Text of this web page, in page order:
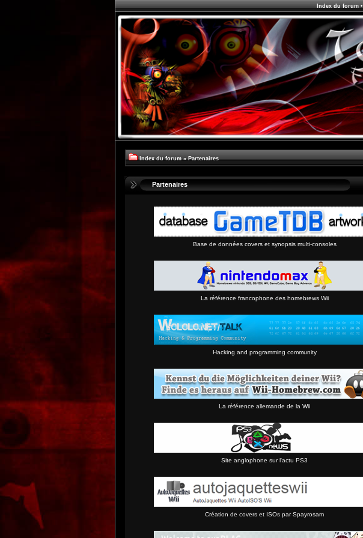
Index du forum•
Index du forum » Partenaires
Partenaires
Base de données covers et synopsis multi-consoles
La référence francophone des homebrews Wii
Hacking and programming community
La référence allemande de la Wii
Site anglophone sur l'actu PS3
Création de covers et ISOs par Spayrosam